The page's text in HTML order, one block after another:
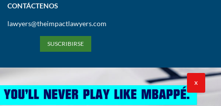
CONTÁCTENOS
lawyers@theimpactlawyers.com
SUSCRIBIRSE
X